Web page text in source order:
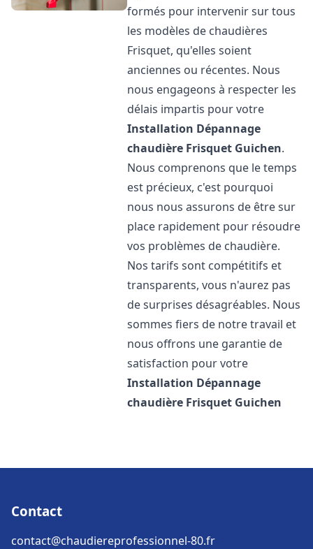
formés pour intervenir sur tous
les modèles de chaudières
Frisquet, qu'elles soient
anciennes ou récentes. Nous
nous engageons à respecter les
délais impartis pour votre
Installation Dépannage
chaudière Frisquet Guichen.
Nous comprenons que le temps
est précieux, c'est pourquoi
nous nous assurons de être sur
place rapidement pour résoudre
vos problèmes de chaudière.
Nos tarifs sont compétitifs et
transparents, vous n'aurez pas
de surprises désagréables. Nous
sommes fiers de notre travail et
nous offrons une garantie de
satisfaction pour votre
Installation Dépannage
chaudière Frisquet Guichen
Contact
contact@chaudiereprofessionnel-80.fr